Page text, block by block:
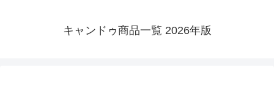
キャンドゥ商品一覧 2026年版